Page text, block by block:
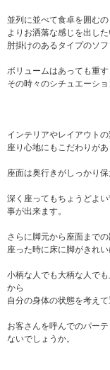
並列に並べて食卓を囲むの
よりお洒落な感じを出し
肘掛けのあるタイプのソ
ボリュームはあっても重
その時々のシチュエーシ
インテリアやレイアウト
座り心地にもこだわりがあ
座面は奥行きがしっかり
深く座ってもちょうどよ
事が出来ます。
さらに脚元から座面まで
座った時に床に脚がきれ
小柄な人でも大柄な人で
から
自分の身体の状態を考えて
お客さんを呼んでのパー
ないでしょうか。